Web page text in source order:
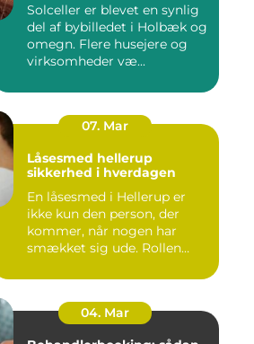
Solceller er blevet en synlig
del af bybilledet i Holbæk og
omegn. Flere husejere og
virksomheder væ...
07. Mar
Låsesmed hellerup
sikkerhed i hverdagen
En låsesmed i Hellerup er
ikke kun den person, der
kommer, når nogen har
smækket sig ude. Rollen
04. Mar